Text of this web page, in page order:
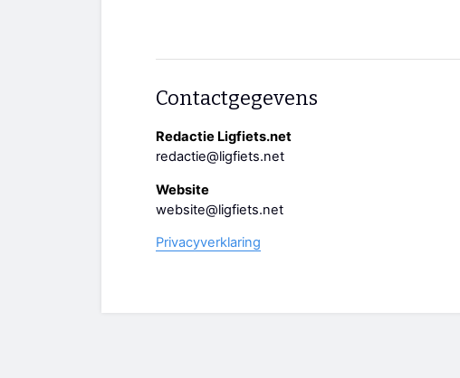
Contactgegevens
Redactie Ligfiets.net
redactie@ligfiets.net
Website
website@ligfiets.net
Privacyverklaring